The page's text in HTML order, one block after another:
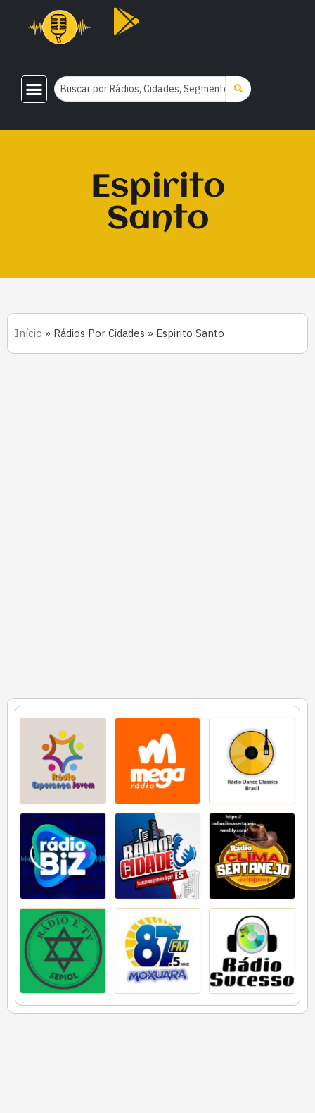
Espirito
Santo
Início » Rádios Por Cidades » Espirito Santo